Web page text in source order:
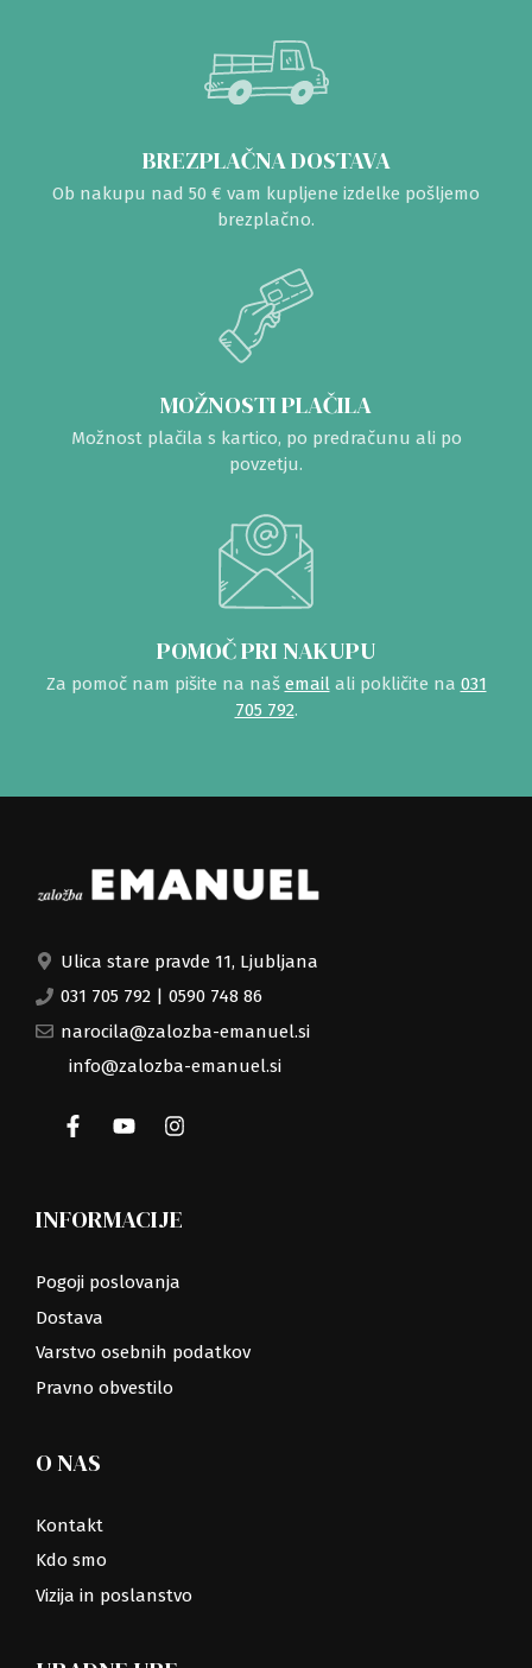
BREZPLAČNA DOSTAVA
Ob nakupu nad 50 € vam kupljene izdelke pošljemo
brezplačno.
MOŽNOSTI PLAČILA
Možnost plačila s kartico, po predračunu ali po
povzetju.
POMOČ PRI NAKUPU
Za pomoč nam pišite na naš emailali pokličite na 031
705 792.
Ulica stare pravde 11, Ljubljana
031 705 792 | 0590 748 86
narocila@zalozba-emanuel.si
info@zalozba-emanuel.si
INFORMACIJE
Pogoji poslovanja
Dostava
Varstvo osebnih podatkov
Pravno obvestilo
O NAS
Kontakt
Kdo smo
Vizija in poslanstvo